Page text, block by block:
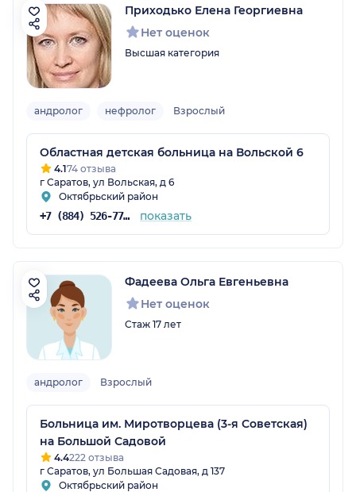
Приходько Елена Георгиевна
Нет оценок
Высшая категория
андролог нефролог Взрослый
Областная детская больница на Вольской 6
4.174 отзыва
г Саратов, ул Вольская, д 6
Октябрьский район
+7 (884) 526-77-69 показать
Фадеева Ольга Евгеньевна
Нет оценок
Стаж 17 лет
андролог Взрослый
Больница им. Миротворцева (3-я Советская)
на Большой Садовой
4.4222 отзыва
г Саратов, ул Большая Садовая, д 137
Октябрьский район